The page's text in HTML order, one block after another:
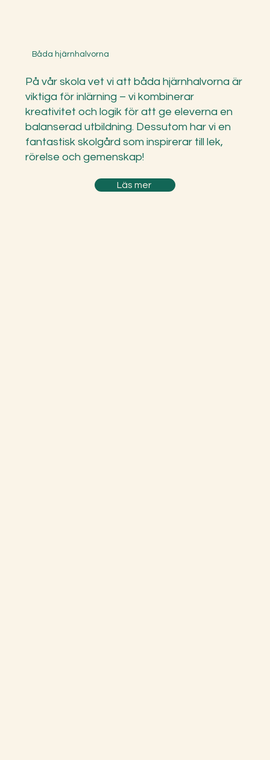
Båda hjärnhalvorna
På vår skola vet vi att båda hjärnhalvorna är
viktiga för inlärning – vi kombinerar
kreativitet och logik för att ge eleverna en
balanserad utbildning. Dessutom har vi en
fantastisk skolgård som inspirerar till lek,
rörelse och gemenskap!
Läs mer